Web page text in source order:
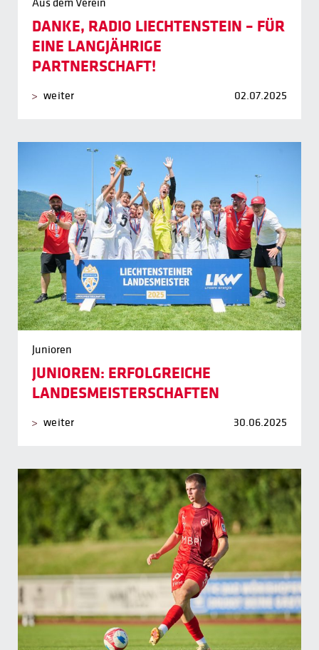
Aus dem Verein
DANKE, RADIO LIECHTENSTEIN – FÜR
EINE LANGJÄHRIGE
PARTNERSCHAFT!
weiter 02.07.2025
Junioren
JUNIOREN: ERFOLGREICHE
LANDESMEISTERSCHAFTEN
weiter 30.06.2025